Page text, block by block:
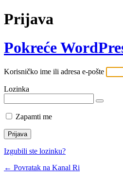
Prijava
Pokreće
Korisničko ime ili adresa e-pošte
Lozinka
Zapamti me
Izgubili ste lozinku?
← Povratak na Kanal Ri